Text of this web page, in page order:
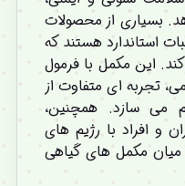
بسیاری از محصولات
استاندارد هستند که
این مکمل با فرمول
تجربه ای متفاوت از
می سازد. همچنین،
و افراد با رژیم های
مکمل های گیاهی